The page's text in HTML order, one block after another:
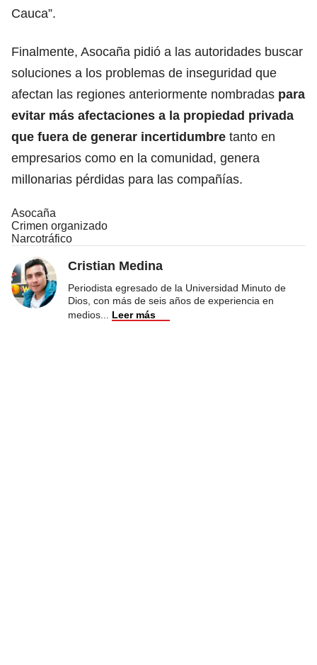
Cauca”.
Finalmente, Asocaña pidió a las autoridades buscar
soluciones a los problemas de inseguridad que
afectan las regiones anteriormente nombradas para
evitar más afectaciones a la propiedad privada
que fuera de generar incertidumbre tanto en
empresarios como en la comunidad, genera
millonarias pérdidas para las compañías.
Asocaña
Crimen organizado
Narcotráfico
Cristian Medina
Periodista egresado de la Universidad Minuto de
Dios, con más de seis años de experiencia en
medios
Leer más